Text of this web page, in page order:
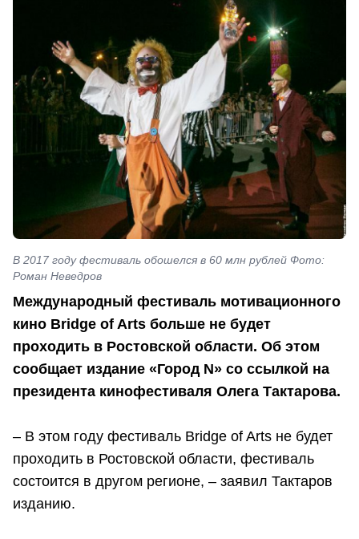
В 2017 году фестиваль обошелся в 60 млн рублей Фото:
Роман Неведров
Международный фестиваль мотивационного
кино Bridge of Arts больше не будет
проходить в Ростовской области. Об этом
сообщает издание «Город N» со ссылкой на
президента кинофестиваля Олега Тактарова.
– В этом году фестиваль Bridge of Arts не будет
проходить в Ростовской области, фестиваль
состоится в другом регионе, – заявил Тактаров
изданию.